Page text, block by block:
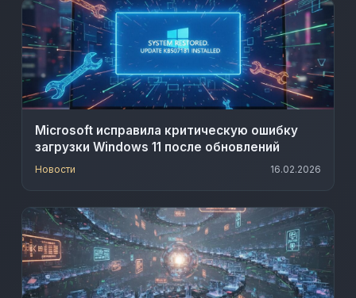
Microsoft исправила критическую ошибку
загрузки Windows 11 после обновлений
Новости 16.02.2026